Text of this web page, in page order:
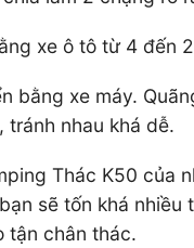
xe ô tô từ 4 đến
bằng xe máy.
nhau khá dễ.
Thác K50 của
sẽ tốn khá
tận chân thác.